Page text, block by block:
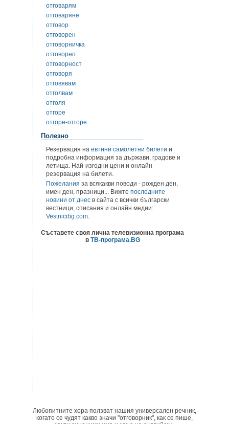
отговарям
отговаряне
отговор
отговорен
отговорничка
отговорно
отговорност
отговоря
отговявам
отголвам
отголя
отгоре
отгоре-отгоре
Полезно
Резервация на евтини самолетни билети и
подробна информация за държави, градове и
летища. Най-изгодни цени и онлайн
резервация на билети.
Пожелания за всякакви поводи - рожден ден,
имен ден, празници... Вижте последните
новини от днес в сайта с всички български
вестници, списания и онлайн медии:
Vestnicibg.com.
Съставете своя лична телевизионна програма
в ТВ-програма.BG
Любопитните хора ползват нашия универсален речник,
когато се чудят какво значи "отговорник", как се пише,